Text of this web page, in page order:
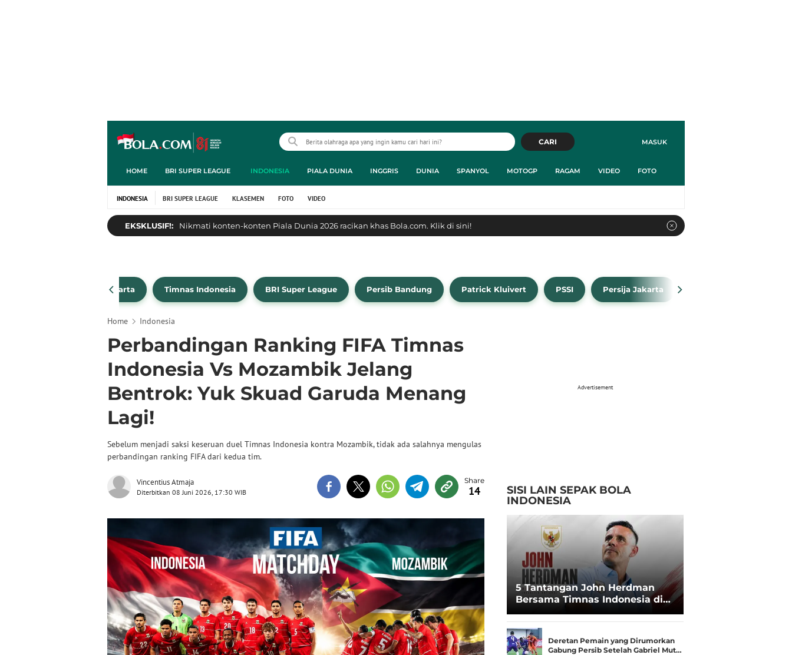
MASUK
CARI
HOME BRI SUPER LEAGUE INDONESIA PIALA DUNIA INGGRIS DUNIA SPANYOL MOTOGP RAGAM VIDEO FOTO
INDONESIA BRI SUPER LEAGUE KLASEMEN FOTO VIDEO
EKSKLUSIF!: Nikmati konten-konten Piala Dunia 2026 racikan khas Bola.com. Klik di sini!
Persija Jakarta Timnas Indonesia BRI Super League Persib Bandung Patrick Kluivert PSSI Persija Jakarta
Home Indonesia
Perbandingan Ranking FIFA Timnas
Indonesia Vs Mozambik Jelang
Bentrok: Yuk Skuad Garuda Menang
Lagi!
Sebelum menjadi saksi keseruan duel Timnas Indonesia kontra Mozambik, tidak ada salahnya mengulas
perbandingan ranking FIFA dari kedua tim.
Vincentius Atmaja
Diterbitkan 08 Juni 2026, 17:30 WIB 14
Advertisement
SISI LAIN SEPAK BOLA
INDONESIA
5 Tantangan John Herdman
Bersama Timnas Indonesia di
Spesialis Runner-up Menjadi
Juara
Deretan Pemain yang Dirumorkan
Gabung Persib Setelah Gabriel Mut…